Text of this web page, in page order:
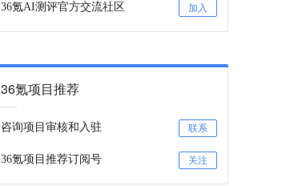
36氪AI测评官方交流社区 加入
36氪项目推荐
咨询项目审核和入驻 联系
36氪项目推荐订阅号 关注